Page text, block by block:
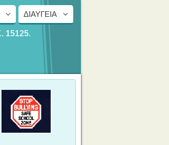
ΔΙΑΎΓΕΙΑ
15125.